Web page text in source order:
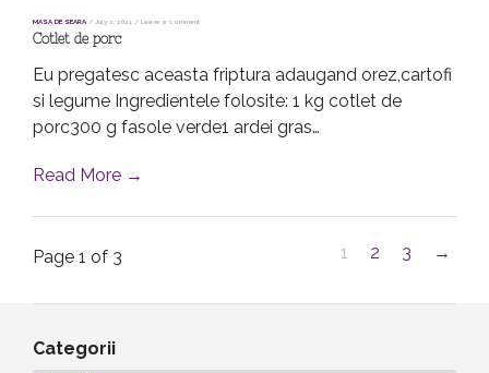
MASA DE SEARA / July 2, 2021 / Leave a comment
Cotlet de porc
Eu pregatesc aceasta friptura adaugand orez,cartofi
si legume Ingredientele folosite: 1 kg cotlet de
porc300 g fasole verde1 ardei gras…
Read More →
Page 1 of 3 1 2 3 →
Categorii